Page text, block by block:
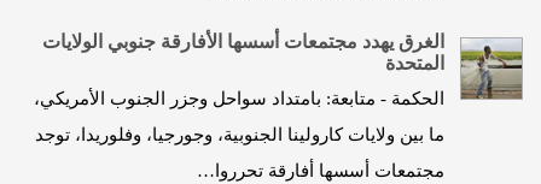
الغرق يهدد مجتمعات أسسها الأفارقة جنوبي الولايات
المتحدة
الحكمة - متابعة: بامتداد سواحل وجزر الجنوب الأمريكي،
ما بين ولايات كارولينا الجنوبية، وجورجيا، وفلوريدا، توجد
مجتمعات أسسها أفارقة تحرروا…